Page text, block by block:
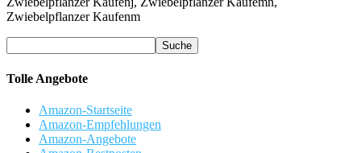
Tolle Angebote
Amazon-Startseite
Amazon-Empfehlungen
Amazon-Angebote